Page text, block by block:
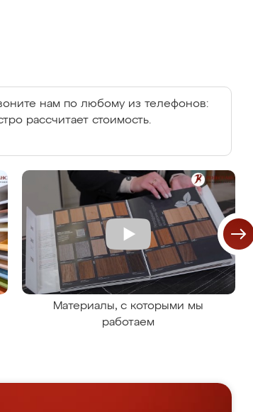
нам по любому из телефонов:
рассчитает стоимость.
Материалы, с которыми мы
работаем